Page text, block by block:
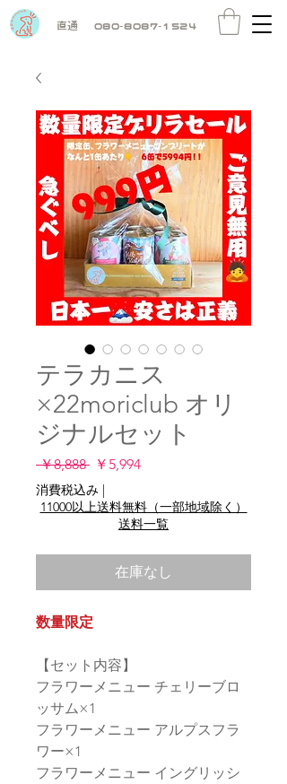
直通 080-8087-1524
テラカニス
×22moriclub オリ
ジナルセット
￥8,888 通
常
価
￥5,994セ
ル
価
消費税込み |
11000以上送料無料（一部地域除く）
送料一覧
在庫なし
数量限定
【セット内容】
フラワーメニュー チェリーブロ
ッサム×1
フラワーメニュー アルプスフラ
ワー×1
フラワーメニュー イングリッシ